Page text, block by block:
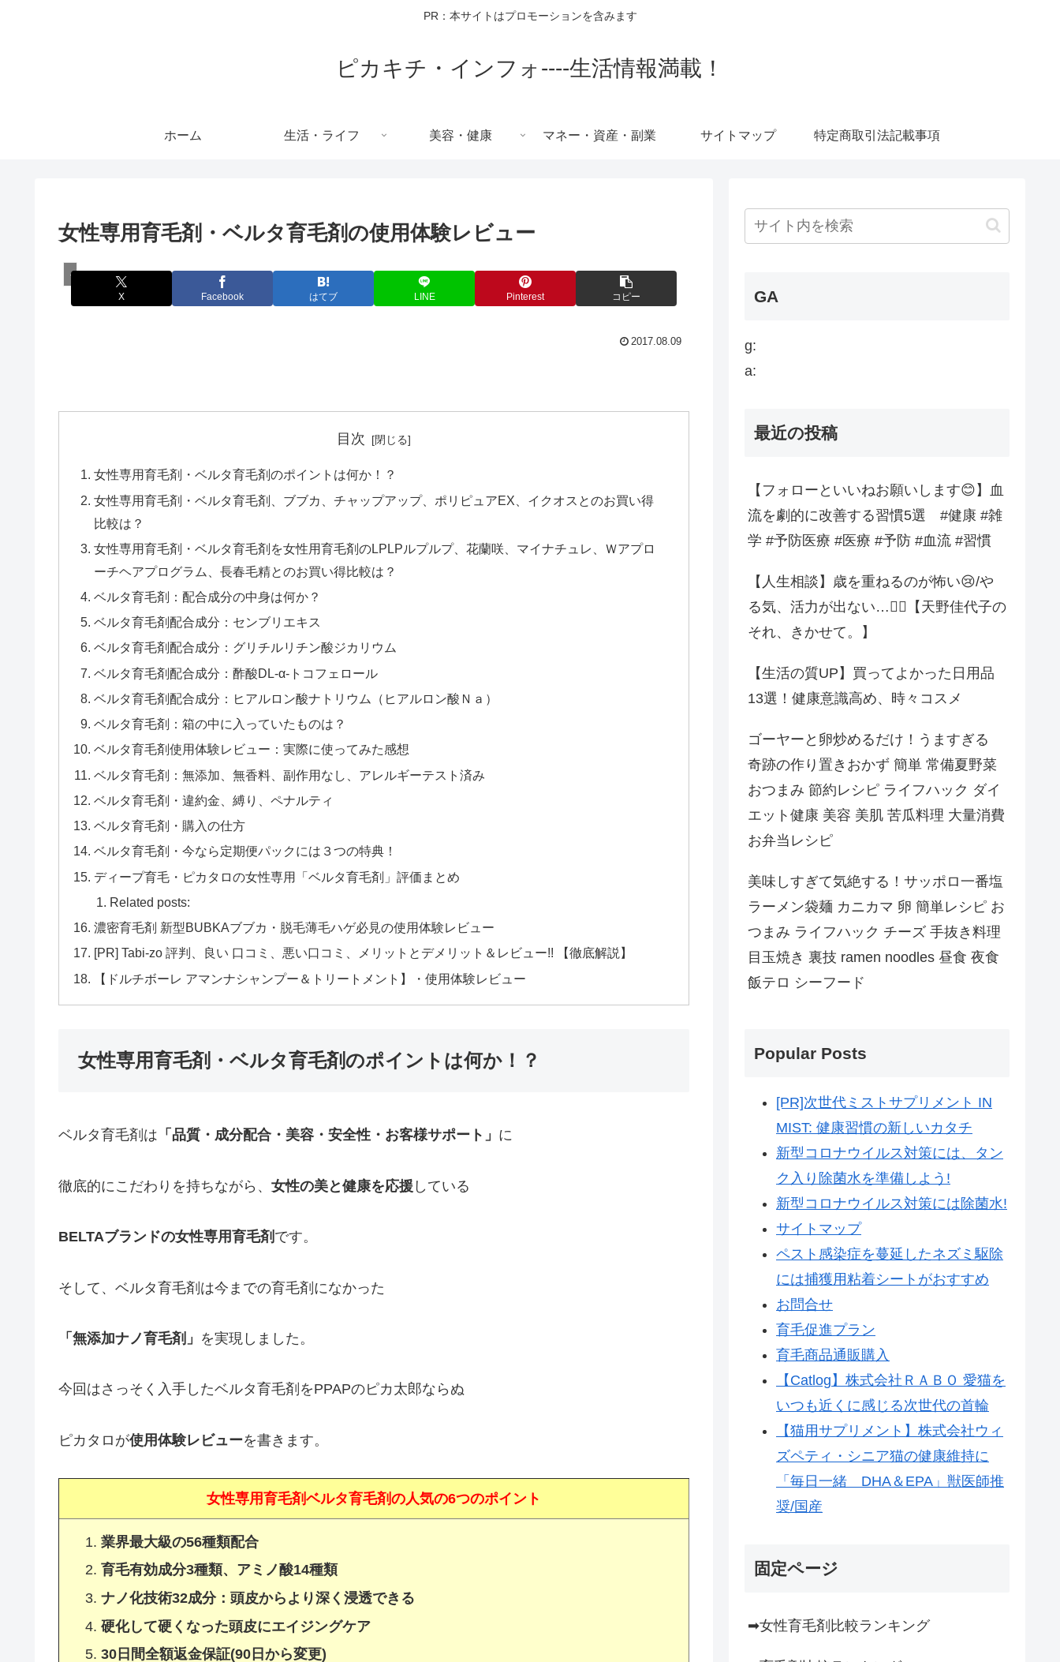
PR：本サイトはプロモーションを含みます
ピカキチ・インフォ----生活情報満載！
ホーム 生活・ライフ 美容・健康 マネー・資産・副業 サイトマップ 特定商取引法記載事項
女性専用育毛剤・ベルタ育毛剤の使用体験レビュー
ベルタ育毛剤
X Facebook はてブ LINE Pinterest コピー
2017.08.09
目次
女性専用育毛剤・ベルタ育毛剤のポイントは何か！？
女性専用育毛剤・ベルタ育毛剤、ブブカ、チャップアップ、ポリピュアEX、イクオスとのお買い得
比較は？
女性専用育毛剤・ベルタ育毛剤を女性用育毛剤のLPLPルプルプ、花蘭咲、マイナチュレ、Ｗアプロ
ーチヘアプログラム、長春毛精とのお買い得比較は？
ベルタ育毛剤：配合成分の中身は何か？
ベルタ育毛剤配合成分：センブリエキス
ベルタ育毛剤配合成分：グリチルリチン酸ジカリウム
ベルタ育毛剤配合成分：酢酸DL-α-トコフェロール
ベルタ育毛剤配合成分：ヒアルロン酸ナトリウム（ヒアルロン酸Ｎａ）
ベルタ育毛剤：箱の中に入っていたものは？
ベルタ育毛剤使用体験レビュー：実際に使ってみた感想
ベルタ育毛剤：無添加、無香料、副作用なし、アレルギーテスト済み
ベルタ育毛剤・違約金、縛り、ペナルティ
ベルタ育毛剤・購入の仕方
ベルタ育毛剤・今なら定期便パックには３つの特典！
ディープ育毛・ピカタロの女性専用「ベルタ育毛剤」評価まとめ
Related posts:
濃密育毛剤 新型BUBKAブブカ・脱毛薄毛ハゲ必見の使用体験レビュー
[PR] Tabi-zo 評判、良い 口コミ、悪い口コミ、メリットとデメリット＆レビュー!! 【徹底解説】
【ドルチボーレ アマンナシャンプー＆トリートメント】・使用体験レビュー
女性専用育毛剤・ベルタ育毛剤のポイントは何か！？
ベルタ育毛剤は 「品質・成分配合・美容・安全性・お客様サポート」 に
徹底的にこだわりを持ちながら、 女性の美と健康を応援 している
BELTAブランドの女性専用育毛剤 です。
そして、ベルタ育毛剤は今までの育毛剤になかった
「無添加ナノ育毛剤」 を実現しました。
今回はさっそく入手したベルタ育毛剤をPPAPのピカ太郎ならぬ
ピカタロが使用体験レビューを書きます。
女性専用育毛剤ベルタ育毛剤の人気の6つのポイント
業界最大級の56種類配合
育毛有効成分3種類、アミノ酸14種類
ナノ化技術32成分：頭皮からより深く浸透できる
硬化して硬くなった頭皮にエイジングケア
30日間全額返金保証(90日から変更)
GA
g:
a:
最近の投稿
【フォローといいねお願いします😊】血
流を劇的に改善する習慣5選 #健康 #雑
学 #予防医療 #医療 #予防 #血流 #習慣
【人生相談】歳を重ねるのが怖い😢/や
る気、活力が出ない…😮‍💨【天野佳代子の
それ、きかせて。】
【生活の質UP】買ってよかった日用品
13選！健康意識高め、時々コスメ
ゴーヤーと卵炒めるだけ！うますぎる
奇跡の作り置きおかず 簡単 常備夏野菜
おつまみ 節約レシピ ライフハック ダイ
エット健康 美容 美肌 苦瓜料理 大量消費
お弁当レシピ
美味しすぎて気絶する！サッポロ一番塩
ラーメン袋麺 カニカマ 卵 簡単レシピ お
つまみ ライフハック チーズ 手抜き料理
目玉焼き 裏技 ramen noodles 昼食 夜食
飯テロ シーフード
Popular Posts
[PR]次世代ミストサプリメント IN
MIST: 健康習慣の新しいカタチ
新型コロナウイルス対策には、タン
ク入り除菌水を準備しよう!
新型コロナウイルス対策には除菌水!
サイトマップ
ペスト感染症を蔓延したネズミ駆除
には捕獲用粘着シートがおすすめ
お問合せ
育毛促進プラン
育毛商品通販購入
【Catlog】株式会社ＲＡＢＯ 愛猫を
いつも近くに感じる次世代の首輪
【猫用サプリメント】株式会社ウィ
ズペティ・シニア猫の健康維持に
「毎日一緒 DHA＆EPA」獣医師推
奨/国産
固定ページ
➡女性育毛剤比較ランキング